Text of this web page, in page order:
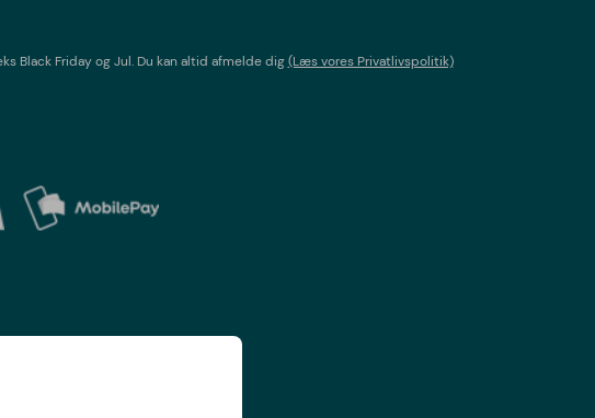
Black Friday og Jul. Du kan altid afmelde dig(Læs vores Privatlivspolitik)